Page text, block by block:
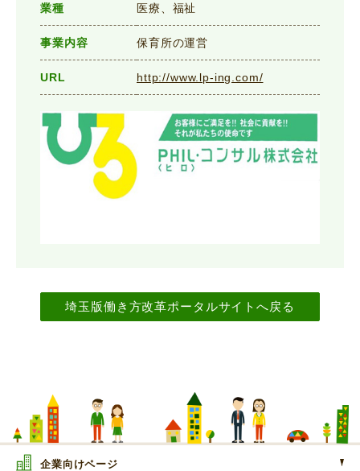
業種 医療、福祉
事業内容 保育所の運営
URL http://www.lp-ing.com/
埼玉版働き方改革ポータルサイトへ戻る
企業向けページ